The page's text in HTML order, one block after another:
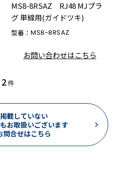
MS8-8RSAZ RJ48 MJプラ
グ 単線用(ガイドツキ)
型番： MS8-8RSAZ
お問い合わせはこちら
2件
載していない
お取扱いございます
問合せはこちら